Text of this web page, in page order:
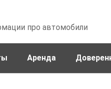
про автомобили
Аренда